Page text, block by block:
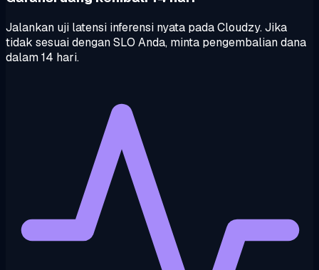
Jalankan uji latensi inferensi nyata pada Cloudzy. Jika
tidak sesuai dengan SLO Anda, minta pengembalian dana
dalam 14 hari.